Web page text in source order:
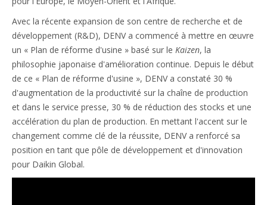
Avec la récente expansion de son centre de recherche et de
développement (R&D), DENV a commencé à mettre en œuvre
un « Plan de réforme d'usine » basé sur le Kaizen, la
philosophie japonaise d'amélioration continue. Depuis le début
de ce « Plan de réforme d'usine », DENV a constaté 30 %
d'augmentation de la productivité sur la chaîne de production
et dans le service presse, 30 % de réduction des stocks et une
accélération du plan de production. En mettant l'accent sur le
changement comme clé de la réussite, DENV a renforcé sa
position en tant que pôle de développement et d'innovation
pour Daikin Global.